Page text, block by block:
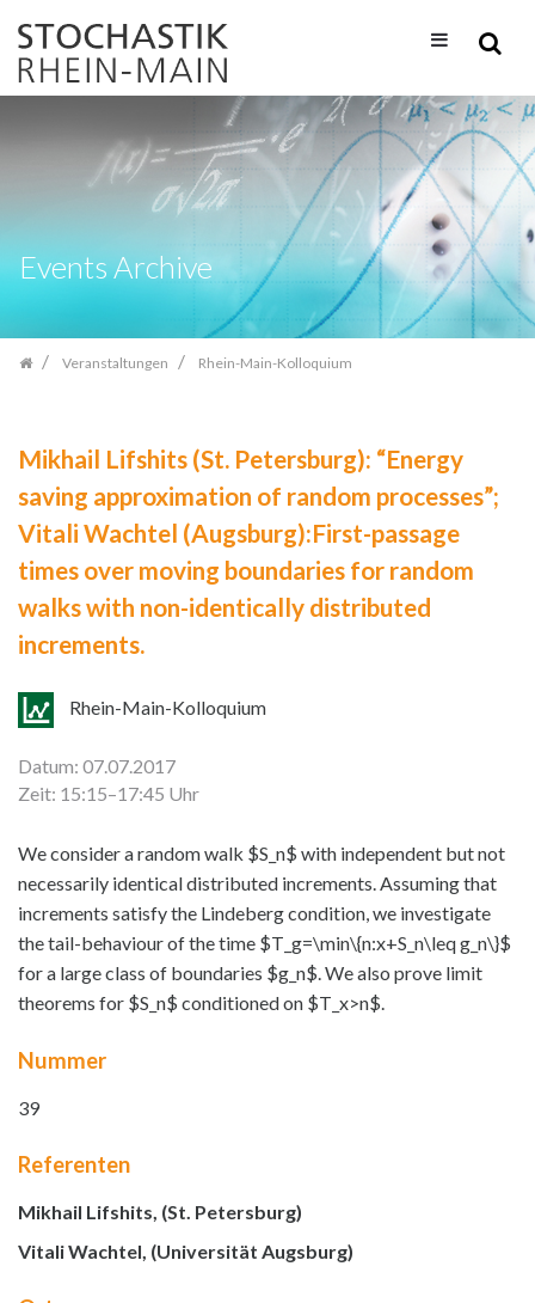
Inhalt
springen
Events Archive
Veranstaltungen Rhein-Main-Kolloquium
Mikhail Lifshits (St. Petersburg): “Energy
saving approximation of random processes”;
Vitali Wachtel (Augsburg):First-passage
times over moving boundaries for random
walks with non-identically distributed
increments.
Rhein-Main-Kolloquium
Datum: 07.07.2017
Zeit: 15:15–17:45 Uhr
We consider a random walk $S_n$ with independent but not
necessarily identical distributed increments. Assuming that
increments satisfy the Lindeberg condition, we investigate
the tail-behaviour of the time $T_g=\min\{n:x+S_n\leq g_n\}$
for a large class of boundaries $g_n$. We also prove limit
theorems for $S_n$ conditioned on $T_x>n$.
Nummer
39
Referenten
Mikhail Lifshits, (St. Petersburg)
Vitali Wachtel, (Universität Augsburg)